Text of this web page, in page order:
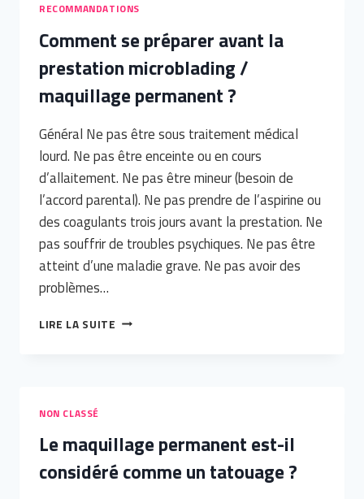
PRESTATION
MICROBLADING
/
MAQUILLAGE
?
RECOMMANDATIONS
Comment se préparer avant la
prestation microblading /
maquillage permanent ?
Général Ne pas être sous traitement médical
lourd. Ne pas être enceinte ou en cours
d’allaitement. Ne pas être mineur (besoin de
l’accord parental). Ne pas prendre de l’aspirine ou
des coagulants trois jours avant la prestation. Ne
pas souffrir de troubles psychiques. Ne pas être
atteint d’une maladie grave. Ne pas avoir des
problèmes…
LIRE LA SUITE COMMENT
/
MAQUILLAGE
PERMANENT
NON CLASSÉ
Le maquillage permanent est-il
considéré comme un tatouage ?